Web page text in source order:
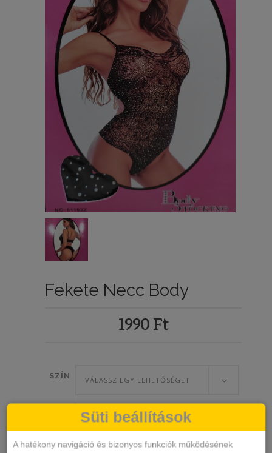
Fekete Necc Body
1990 Ft
SZÍN VÁLASSZ EGY LEHETŐSÉGET
Fekete
Süti beállítások
A hatékony navigáció és bizonyos funkciók működésének